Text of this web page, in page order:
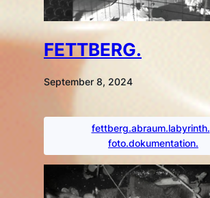
FETTBERG.
September 8, 2024
fettberg.abraum.labyrinth.
foto.dokumentation.